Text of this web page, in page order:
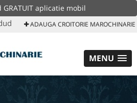
aplicatie mobil
ADAUGA CROITORIE MAROCHINARIE
MENU